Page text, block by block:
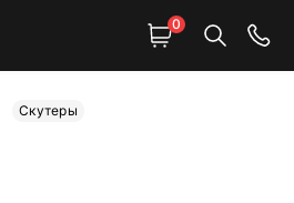
0
Скутеры